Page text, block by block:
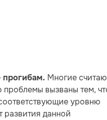
прогибам. Многие
вызваны тем,
уровню
развития данной